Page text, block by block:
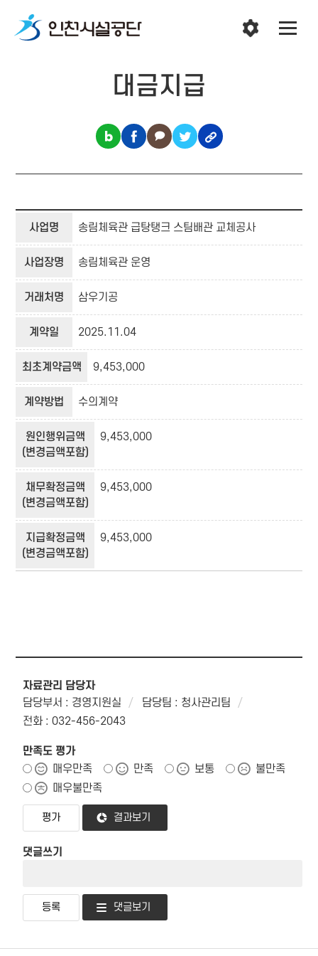
대금지급
사업명 송림체육관 급탕탱크 스팀배관 교체공사
사업장명 송림체육관 운영
거래처명 삼우기공
계약일 2025.11.04
최초계약금액 9,453,000
계약방법 수의계약
원인행위금액
(변경금액포함)
9,453,000
채무확정금액
(변경금액포함)
9,453,000
지급확정금액
(변경금액포함)
9,453,000
자료관리 담당자
담당부서 : 경영지원실
담당팀 : 청사관리팀
전화 : 032-456-2043
만족도 평가
매우만족
만족 보통
불만족
매우불만족
결과보기
댓글쓰기
댓글보기